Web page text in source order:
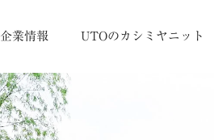
企業情報 UTOのカシミヤニット